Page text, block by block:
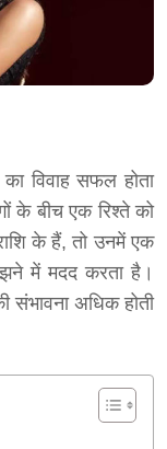
विवाह सफल होता
के बीच एक रिश्ते को
के हैं, तो उनमें एक
में मदद करता है।
संभावना अधिक होती